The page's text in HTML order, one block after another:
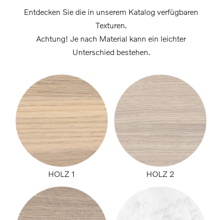
Entdecken Sie die in unserem Katalog verfügbaren
Texturen.
Achtung! Je nach Material kann ein leichter
Unterschied bestehen.
HOLZ 1 HOLZ 2